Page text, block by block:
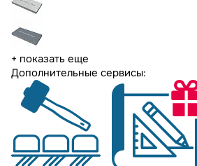
+ показать еще
Дополнительные сервисы: